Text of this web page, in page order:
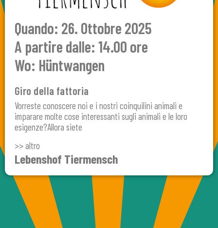
Quando: 26. Ottobre 2025
A partire dalle: 14.00 ore
Wo: Hüntwangen
Giro della fattoria
Vorreste conoscere noi e i nostri coinquilini animali e
imparare molte cose interessanti sugli animali e le loro
esigenze?Allora siete
>> altro
Lebenshof Tiermensch